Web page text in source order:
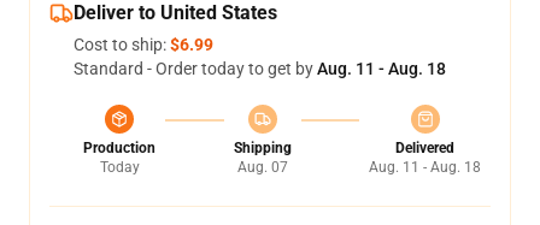
Deliver to United States
Cost to ship:$6.99
Standard - Order today to get byAug. 11 - Aug. 18
Production
Today
Shipping
Aug. 07
Delivered
Aug. 11 - Aug. 18